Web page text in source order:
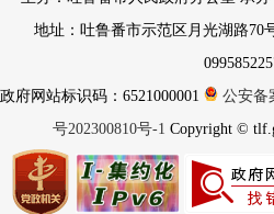
地址：吐鲁番市示范区月光湖路70
政府网站标识码：6521000001
公安备
号202300810号-1 Copyright ©